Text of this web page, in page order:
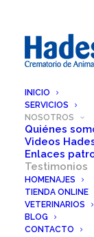
INICIO
SERVICIOS
NOSOTROS
Quiénes
Videos
Enlaces
Testimonios
HOMENAJES
TIENDA ONLINE
VETERINARIOS
BLOG
CONTACTO
Lee los
enHadescan
reales